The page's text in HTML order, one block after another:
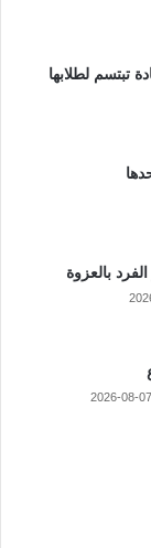
تبتسم لطلابها
بالعزوة
2026-08-07